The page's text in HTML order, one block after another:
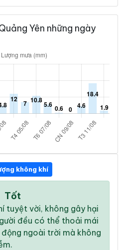
Yên những ngày
không khí
Tốt
tuyệt vời, không gây hại
đều có thể thoải mái
ngoài trời mà không